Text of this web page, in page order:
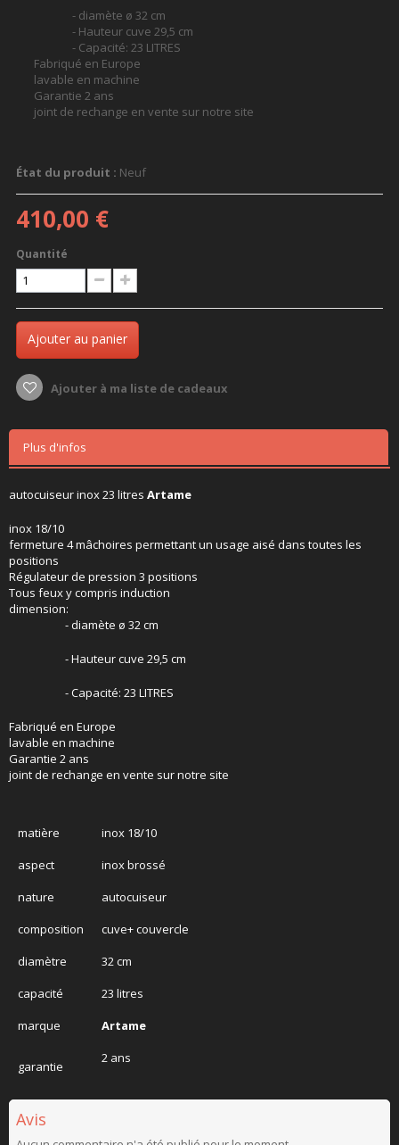
- diamète ø 32 cm
- Hauteur cuve 29,5 cm
- Capacité: 23 LITRES
Fabriqué en Europe
lavable en machine
Garantie 2 ans
joint de rechange en vente sur notre site
État du produit : Neuf
410,00 €
Quantité
Ajouter au panier
Ajouter à ma liste de cadeaux
Plus d'infos
autocuiseur inox 23 litres Artame
inox 18/10
fermeture 4 mâchoires permettant un usage aisé dans toutes les
positions
Régulateur de pression 3 positions
Tous feux y compris induction
dimension:
- diamète ø 32 cm
- Hauteur cuve 29,5 cm
- Capacité: 23 LITRES
Fabriqué en Europe
lavable en machine
Garantie 2 ans
joint de rechange en vente sur notre site
matière
inox 18/10
aspect
inox brossé
nature
autocuiseur
composition
cuve+ couvercle
diamètre
32 cm
capacité
23 litres
marque
Artame
garantie
2 ans
Avis